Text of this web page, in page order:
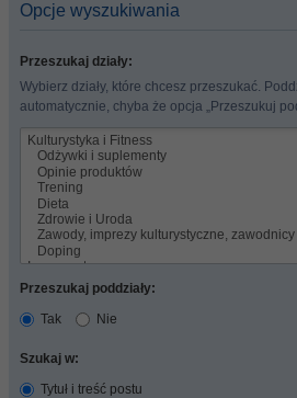
Opcje wyszukiwania
Przeszukaj działy:
Wybierz działy, które chcesz przeszukać.
automatycznie, chyba że opcja „Przeszukuj
Przeszukaj poddziały:
Tak
Nie
Szukaj w:
Tytuł i treść postu